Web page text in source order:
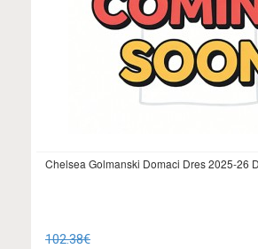
Chelsea Golmanski Domaci Dres 2025-26
102.38€